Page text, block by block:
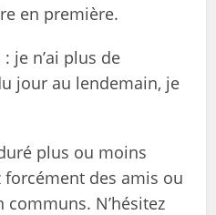
en première.
: je n’ai plus de
jour au lendemain, je
plus ou moins
forcément des amis ou
communs. N’hésitez